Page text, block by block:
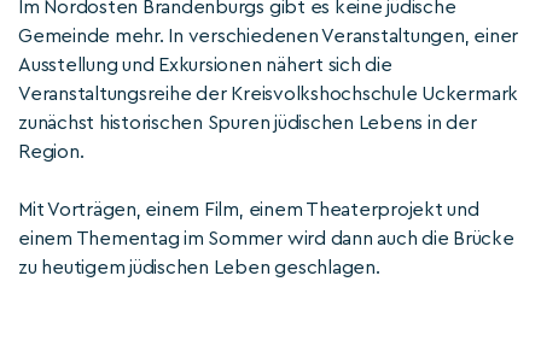
Im Nordosten Brandenburgs gibt es keine jüdische
Gemeinde mehr. In verschiedenen Veranstaltungen, einer
Ausstellung und Exkursionen nähert sich die
Veranstaltungsreihe der Kreisvolkshochschule Uckermark
zunächst historischen Spuren jüdischen Lebens in der
Region.
Mit Vorträgen, einem Film, einem Theaterprojekt und
einem Thementag im Sommer wird dann auch die Brücke
zu heutigem jüdischen Leben geschlagen.